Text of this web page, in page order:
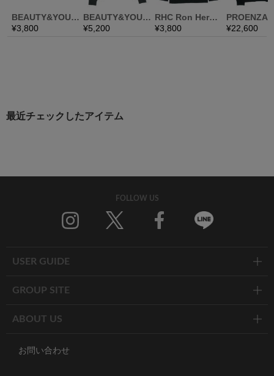
最近チェックしたアイテム
FOLLOW US
USER GUIDE
GROUP SITE
ABOUT US
お問い合わせ